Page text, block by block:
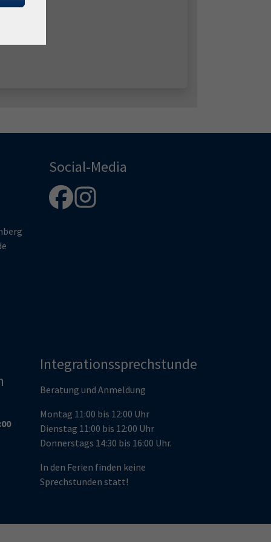
Social-Media
Integrationssprechstunde
Beratung und Anmeldung
Montag 11:00 bis 12:00 Uhr
Dienstag 11:00 bis 12:00 Uhr
Donnerstags 14:30 bis 16:00 Uhr.
In den Ferien finden keine
Sprechstunden statt!